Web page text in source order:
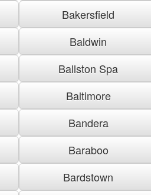
Bakersfield
Baldwin
Ballston Spa
Baltimore
Bandera
Baraboo
Bardstown